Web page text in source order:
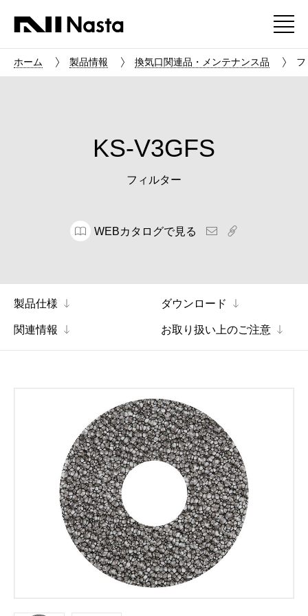
ホーム 製品情報 換気口関連品・メンテナンス品
KS-V3GFS
フィルター
WEBカタログで見る
製品仕様 ダウンロード
関連情報 お取り扱い上のご注意